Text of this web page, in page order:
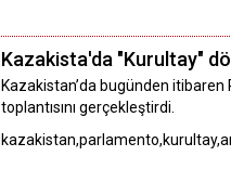
Kazakista'da "Kurultay"
Kazakistan’da bugünden itibaren
toplantısını gerçekleştirdi.